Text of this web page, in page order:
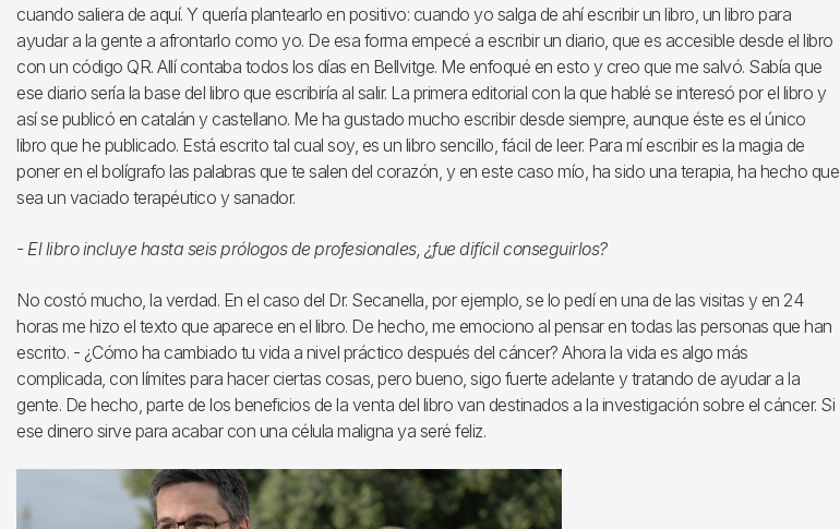
cuando saliera de aquí. Y quería plantearlo en positivo: cuando yo salga de ahí escribir un libro, un libro para
ayudar a la gente a afrontarlo como yo. De esa forma empecé a escribir un diario, que es accesible desde el libro
con un código QR. Allí contaba todos los días en Bellvitge. Me enfoqué en esto y creo que me salvó. Sabía que
ese diario sería la base del libro que escribiría al salir. La primera editorial con la que hablé se interesó por el libro y
así se publicó en catalán y castellano. Me ha gustado mucho escribir desde siempre, aunque éste es el único
libro que he publicado. Está escrito tal cual soy, es un libro sencillo, fácil de leer. Para mí escribir es la magia de
poner en el bolígrafo las palabras que te salen del corazón, y en este caso mío, ha sido una terapia, ha hecho que
sea un vaciado terapéutico y sanador.
- El libro incluye hasta seis prólogos de profesionales, ¿fue difícil conseguirlos?
No costó mucho, la verdad. En el caso del Dr. Secanella, por ejemplo, se lo pedí en una de las visitas y en 24
horas me hizo el texto que aparece en el libro. De hecho, me emociono al pensar en todas las personas que han
escrito. - ¿Cómo ha cambiado tu vida a nivel práctico después del cáncer? Ahora la vida es algo más
complicada, con límites para hacer ciertas cosas, pero bueno, sigo fuerte adelante y tratando de ayudar a la
gente. De hecho, parte de los beneficios de la venta del libro van destinados a la investigación sobre el cáncer. Si
ese dinero sirve para acabar con una célula maligna ya seré feliz.